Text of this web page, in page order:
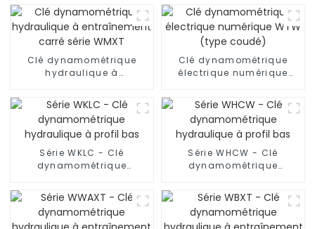
Clé dynamométrique
hydraulique à
Clé dynamométrique
électrique numérique
Série WKLC - Clé
dynamométrique
Série WHCW - Clé
dynamométrique